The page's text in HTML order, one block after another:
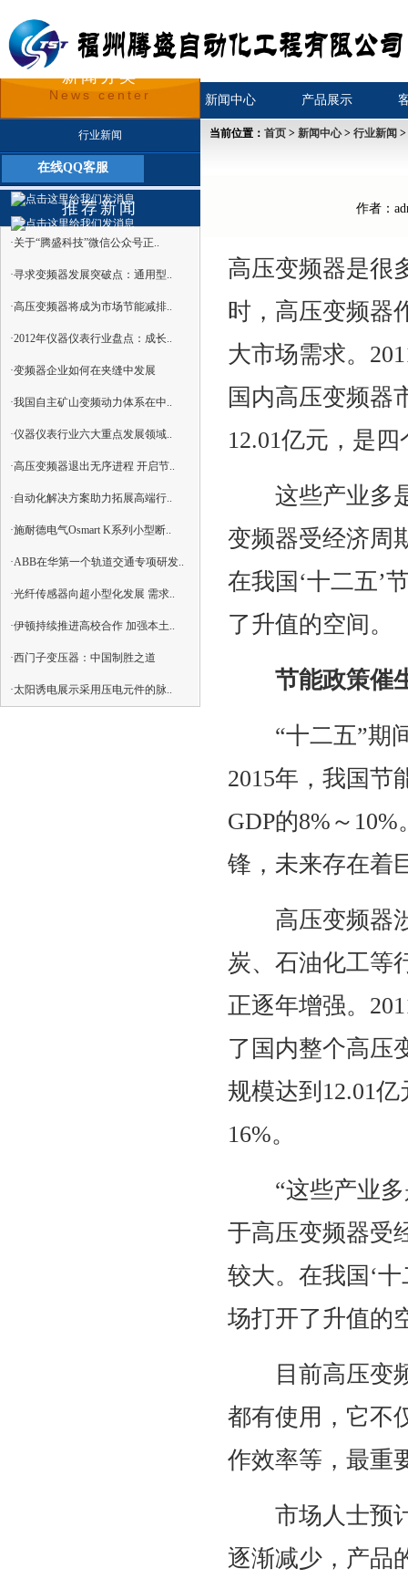
首页 关于我们 新闻中心 产品展示
新闻分类
News center
行业新闻
公司新闻
推荐新闻
·关于“腾盛科技”微信公众号正..
·寻求变频器发展突破点：通用型..
·高压变频器将成为市场节能减排..
·2012年仪器仪表行业盘点：成长..
·变频器企业如何在夹缝中发展
·我国自主矿山变频动力体系在中..
·仪器仪表行业六大重点发展领域..
·高压变频器退出无序进程 开启节..
·自动化解决方案助力拓展高端行..
·施耐德电气Osmart K系列小型断..
·ABB在华第一个轨道交通专项研发..
·光纤传感器向超小型化发展 需求..
·伊顿持续推进高校合作 加强本土..
·西门子变压器：中国制胜之道
·太阳诱电展示采用压电元件的脉..
当前位置： 首页 > 新闻中心> 行业新闻 >
作者：
高压变频器是很
时，高压变频器
大市场需求。
国内高压变频器
12.01亿元，是
这些产业多是
变频器受经济周
在我国‘十二五’
了升值的空间。
节能政策催
“十二五”期间
2015年，我国节
GDP的8%～
锋，未来存在着
高压变频器涉
炭、石油化工等
正逐年增强。
了国内整个高压
规模达到12.01
16%。
“这些产业多
于高压变频器受
较大。在我国‘
场打开了升值的
目前高压变频
都有使用，它不
作效率等，最重
市场人士预计
逐渐减少，产品
在线QQ客服